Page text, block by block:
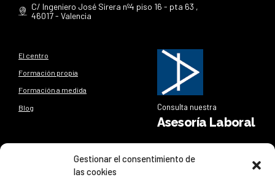
Gestionar el consentimiento de
las cookies
C/ Ingeniero José Sirera nº4 piso 16 - pta 63 ,
46017 - Valencia
El centro
Formación propia
Formación a medida
Blog Consulta nuestra
Asesoría Laboral